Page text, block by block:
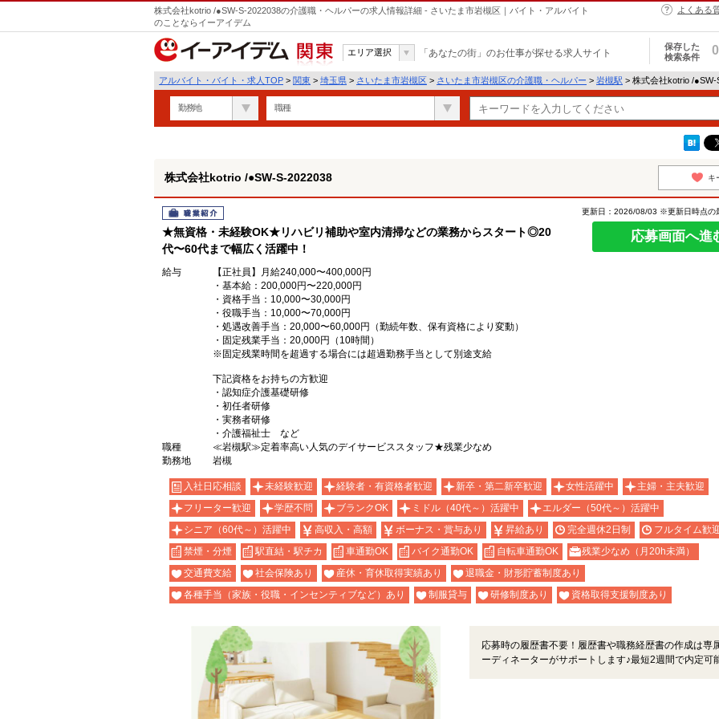
株式会社kotrio /●SW-S-2022038の介護職・ヘルパーの求人情報詳細 - さいたま市岩槻区｜バイト・アルバイト
のことならイーアイデム
よくある
関東
エリア選択 「あなたの街」のお仕事が探せる求人サイト
保存した
検索条件
0
アルバイト・バイト・求人TOP > 関東 > 埼玉県 > さいたま市岩槻区 > さいたま市岩槻区の介護職・ヘルパー > 岩槻駅 > 株式会社kotrio /
勤務地 職種
株式会社kotrio /●SW-S-2022038 キ
職業紹介
★無資格・未経験OK★リハビリ補助や室内清掃などの業務からスタート◎20
代〜60代まで幅広く活躍中！
更新日：2026/08/03 ※更新日時点の
応募画面へ進
給与
【正社員】月給240,000〜400,000円
・基本給：200,000円〜220,000円
・資格手当：10,000〜30,000円
・役職手当：10,000〜70,000円
・処遇改善手当：20,000〜60,000円（勤続年数、保有資格により変動）
・固定残業手当：20,000円（10時間）
※固定残業時間を超過する場合には超過勤務手当として別途支給
下記資格をお持ちの方歓迎
・認知症介護基礎研修
・初任者研修
・実務者研修
・介護福祉士 など
職種
≪岩槻駅≫定着率高い人気のデイサービススタッフ★残業少なめ
勤務地
岩槻
入社日応相談 未経験歓迎 経験者・有資格者歓迎 新卒・第二新卒歓迎 女性活躍中
主婦・主夫歓迎
フリーター歓迎
学歴不問 ブランクOK ミドル（40代～）活躍中
エルダー（50代～）活躍中
シニア（60代～）活躍中
高収入・高額 ボーナス・賞与あり 昇給あり 完全週休2日制
フルタイム歓
禁煙・分煙
駅直結・駅チカ 車通勤OK バイク通勤OK 自転車通勤OK
残業少なめ（月20h未満）
交通費支給
社会保険あり 産休・育休取得実績あり
退職金・財形貯蓄制度あり
各種手当（家族・役職・インセンティブなど）あり
制服貸与 研修制度あり 資格取得支援制度あり
応募時の履歴書不要！履歴書や職務経歴書の作成は専
ーディネーターがサポートします♪最短2週間で内定可